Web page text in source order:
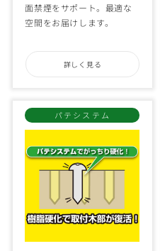
面禁煙をサポート。最適な
空間をお届けします。
詳しく見る
パテシステム